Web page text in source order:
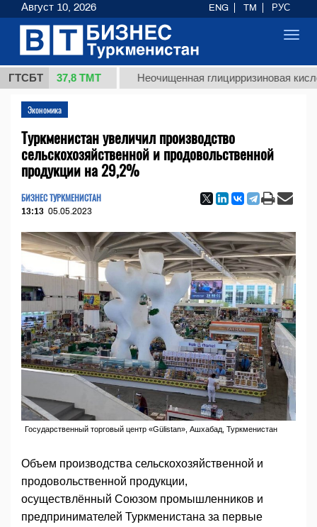
ГТСБТ
37,8 ТМТ Неочищенная глицирризиновая кислота
Экономика
Туркменистан увеличил производство
сельскохозяйственной и продовольственной
продукции на 29,2%
БИЗНЕС ТУРКМЕНИСТАН
13:13 05.05.2023
Государственный торговый центр «Gülistan», Ашхабад, Туркменистан
Объем производства сельскохозяйственной и
продовольственной продукции,
осуществлённый Союзом промышленников и
предпринимателей Туркменистана за первые
Август 10, 2026 ENG TM РУС